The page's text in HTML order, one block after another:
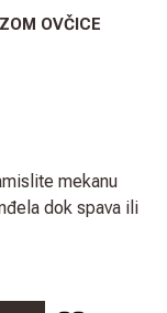
OVČICE
mekanu
dok spava ili